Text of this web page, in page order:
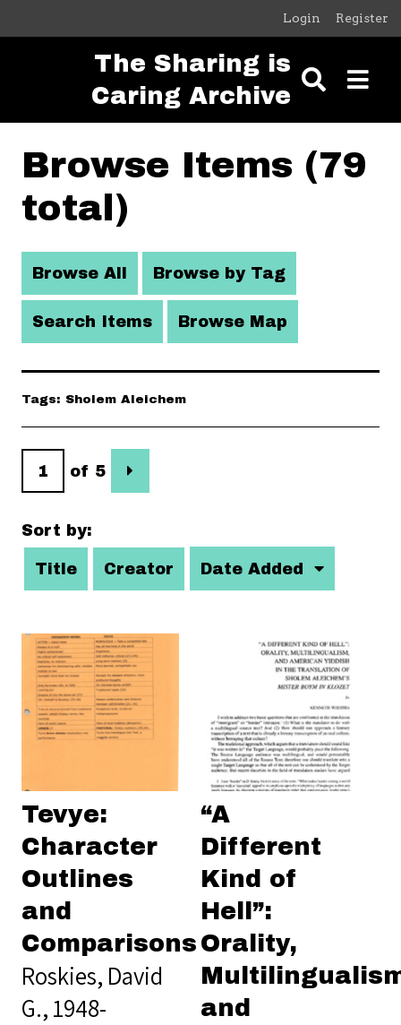
Skip to main content
Login Register
The Sharing is
Caring Archive
Browse Items (79
total)
Browse All Browse by Tag
Search Items Browse Map
Tags: Sholem Aleichem
of 5
Sort by:
Title Creator Date Added
Tevye:
Character
Outlines
and
Comparisons
Roskies, David
G., 1948-
“A
Different
Kind of
Hell”:
Orality,
and